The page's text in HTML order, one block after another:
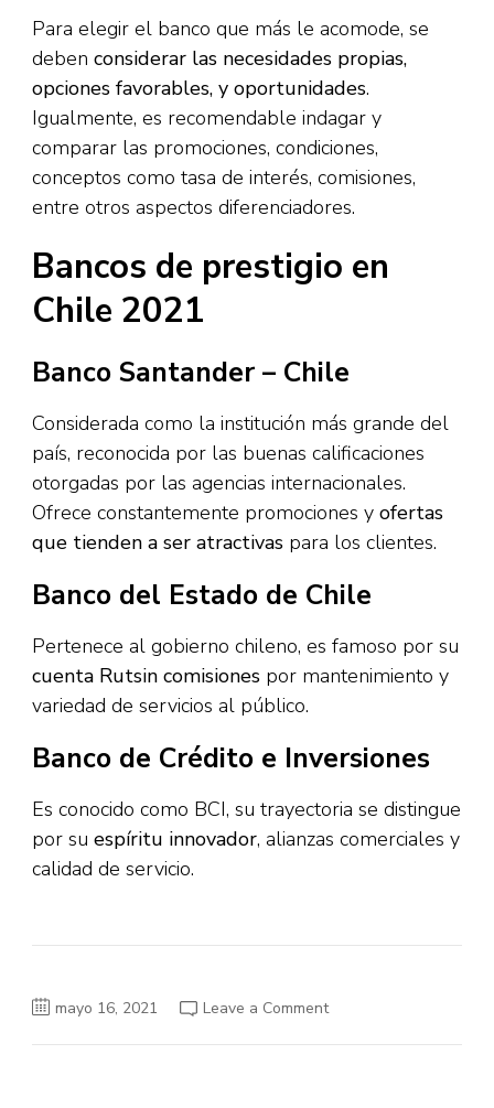
Para elegir el banco que más le acomode, se
deben considerar las necesidades propias,
opciones favorables, y oportunidades.
Igualmente, es recomendable indagar y
comparar las promociones, condiciones,
conceptos como tasa de interés, comisiones,
entre otros aspectos diferenciadores.
Bancos de prestigio en
Chile 2021
Banco Santander – Chile
Considerada como la institución más grande del
país, reconocida por las buenas calificaciones
otorgadas por las agencias internacionales.
Ofrece constantemente promociones y ofertas
que tienden a ser atractivas para los clientes.
Banco del Estado de Chile
Pertenece al gobierno chileno, es famoso por su
cuenta Rutsin comisiones por mantenimiento y
variedad de servicios al público.
Banco de Crédito e Inversiones
Es conocido como BCI, su trayectoria se distingue
por su espíritu innovador, alianzas comerciales y
calidad de servicio.
mayo 16, 2021 Leave a Commenton